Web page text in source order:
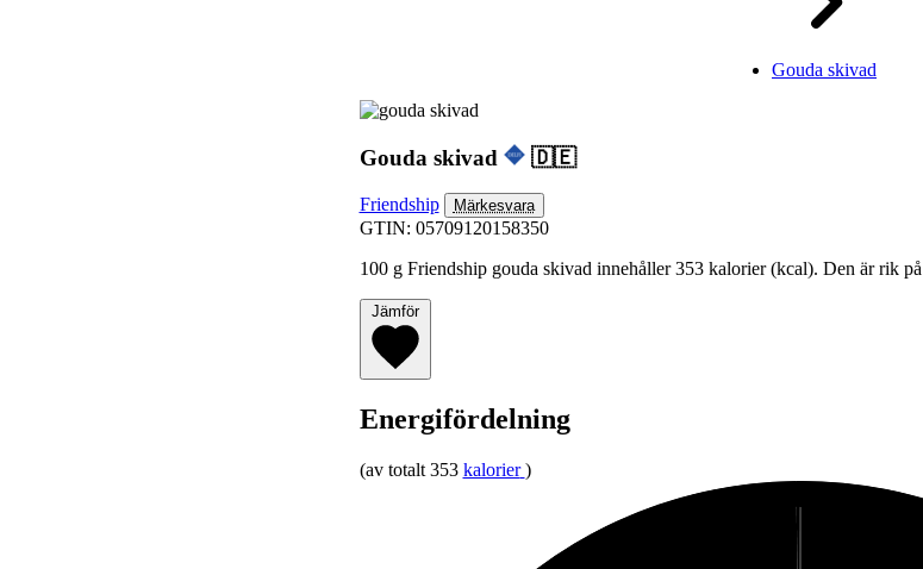
Gouda skivad
Gouda skivad 🇩🇪
Friendship Märkesvara
GTIN: 05709120158350
100 g Friendship gouda skivad innehåller 353 kalorier (kcal). Den är rik på
Jämför
Energifördelning
(av totalt 353 kalorier )